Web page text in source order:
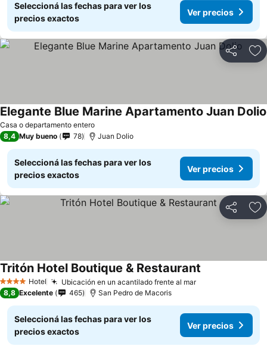
Seleccioná las fechas para ver los
precios exactos
Ver precios
Compartir
Casa o departamento entero
Elegante Blue Marine Apartamento Juan Dolio
8,4 Muy bueno 78 Juan Dolio
Seleccioná las fechas para ver los
precios exactos
Ver precios
Compartir
4 EstrellasHotel Ubicación en un acantilado frente al marVer precios
Tritón Hotel Boutique & Restaurant
8,8 Excelente 465 San Pedro de Macoris
Seleccioná las fechas para ver los
precios exactos
Ver precios